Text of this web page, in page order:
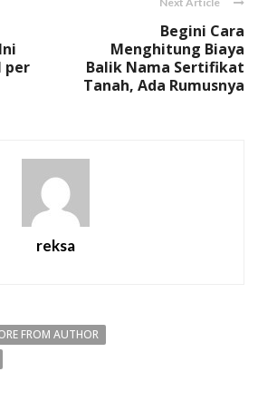
per
Begini Cara
Menghitung Biaya
Balik Nama Sertifikat
Tanah, Ada Rumusnya
reksa
FROM AUTHOR